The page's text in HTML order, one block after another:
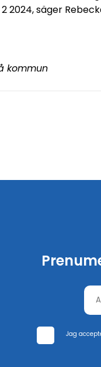
2024, säger
kommun
Jag